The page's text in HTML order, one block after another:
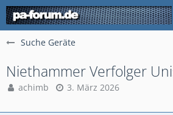
Suche Geräte
Niethammer Verfolger
achimb 3. März 2026